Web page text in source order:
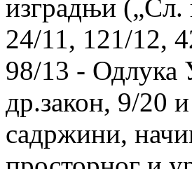
изградњи („Сл.
24/11, 121/12,
98/13 - Одлука
др.закон, 9/20
садржини,